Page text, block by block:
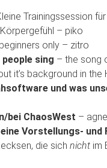
Trainingssession
– piko
only – zitro
people sing – the song
it’s background in
und was
bei ChaosWest –
Vorstellungs- und
die sich nichtim